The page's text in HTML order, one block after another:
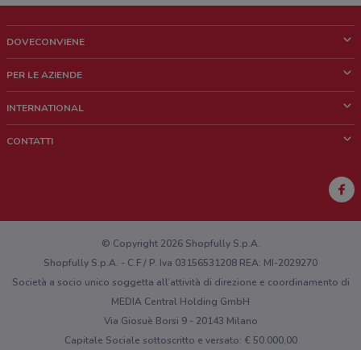
DOVECONVIENE
Chi siamo
Lavora con noi
PER LE AZIENDE
Richieste commerciali e marketing
INTERNATIONAL
CONTATTI
Hai un malfunzionamento sul web o sull'app?
© Copyright 2026 Shopfully S.p.A.
Shopfully S.p.A. - C.F / P. Iva 03156531208 REA: MI-2029270
Società a socio unico soggetta all’attività di direzione e coordinamento di
MEDIA Central Holding GmbH
Via Giosuè Borsi 9 - 20143 Milano
Capitale Sociale sottoscritto e versato: € 50.000,00